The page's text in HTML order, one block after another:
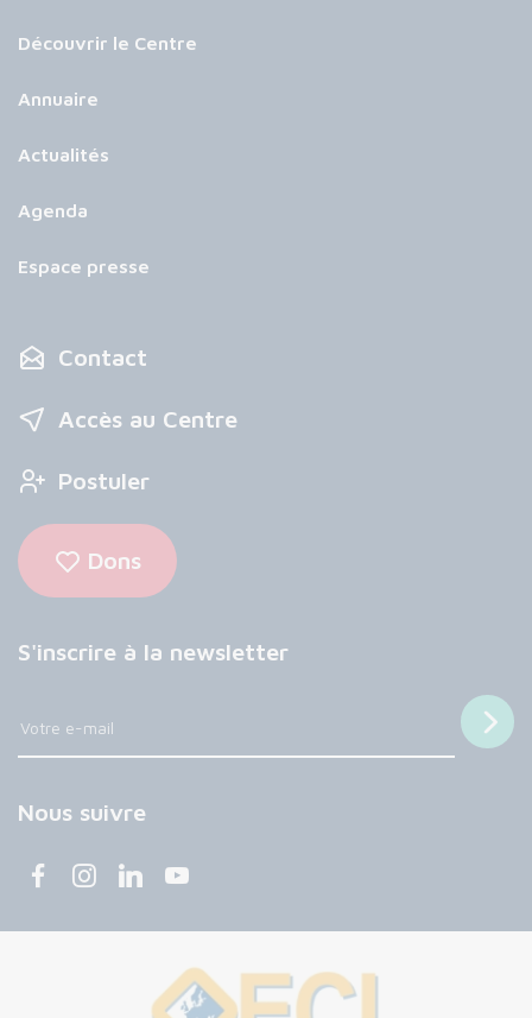
Découvrir le Centre
Annuaire
Actualités
Agenda
Espace presse
Contact
Accès au Centre
Postuler
Dons
S'inscrire à la newsletter
Nous suivre